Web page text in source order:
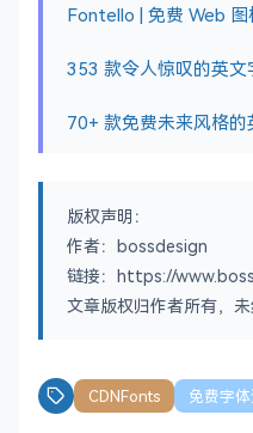
Fontello | 免费 Web
353 款令人惊叹的英文
70+ 款免费未来风格
版权声明：
作者：bossdesign
链接：https://
文章版权归作者所有，未
CDNFonts 免费字